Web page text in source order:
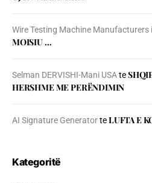
Wire Testing Machine Manufacturers
MOISIU …
Selman DERVISHI-Mani USAte
HERSHME ME PERËNDIMIN
AI Signature GeneratorteLUFTA E
Kategoritë